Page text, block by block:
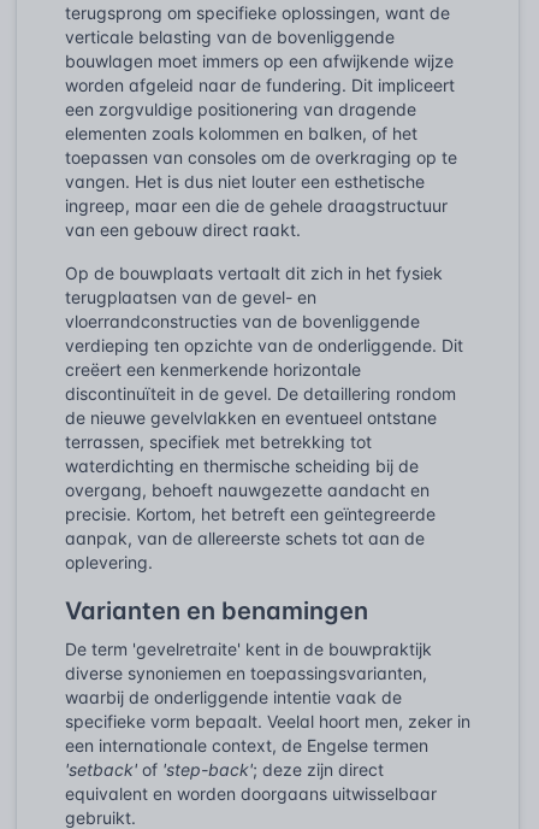
terugsprong om specifieke oplossingen, want de
verticale belasting van de bovenliggende
bouwlagen moet immers op een afwijkende wijze
worden afgeleid naar de fundering. Dit impliceert
een zorgvuldige positionering van dragende
elementen zoals kolommen en balken, of het
toepassen van consoles om de overkraging op te
vangen. Het is dus niet louter een esthetische
ingreep, maar een die de gehele draagstructuur
van een gebouw direct raakt.
Op de bouwplaats vertaalt dit zich in het fysiek
terugplaatsen van de gevel- en
vloerrandconstructies van de bovenliggende
verdieping ten opzichte van de onderliggende. Dit
creëert een kenmerkende horizontale
discontinuïteit in de gevel. De detaillering rondom
de nieuwe gevelvlakken en eventueel ontstane
terrassen, specifiek met betrekking tot
waterdichting en thermische scheiding bij de
overgang, behoeft nauwgezette aandacht en
precisie. Kortom, het betreft een geïntegreerde
aanpak, van de allereerste schets tot aan de
oplevering.
Varianten en benamingen
De term 'gevelretraite' kent in de bouwpraktijk
diverse synoniemen en toepassingsvarianten,
waarbij de onderliggende intentie vaak de
specifieke vorm bepaalt. Veelal hoort men, zeker in
een internationale context, de Engelse termen
'setback' of 'step-back'; deze zijn direct
equivalent en worden doorgaans uitwisselbaar
gebruikt.